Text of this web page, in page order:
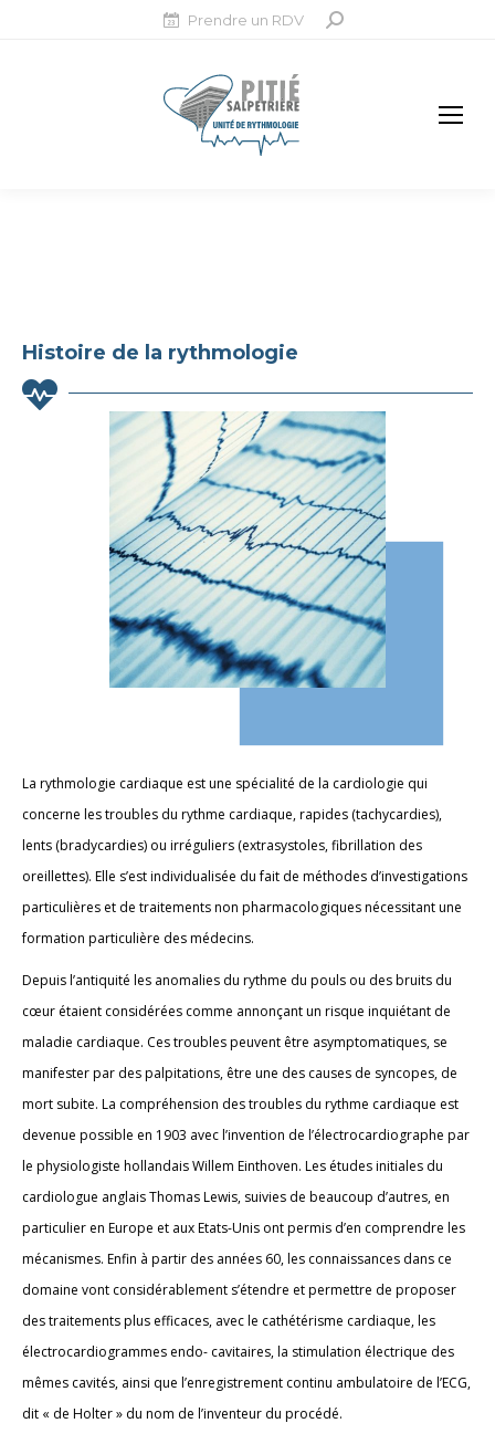
Prendre un RDV
Recherche
Histoire de la rythmologie
La rythmologie cardiaque est une spécialité de la cardiologie qui
concerne les troubles du rythme cardiaque, rapides (tachycardies),
lents (bradycardies) ou irréguliers (extrasystoles, fibrillation des
oreillettes). Elle s’est individualisée du fait de méthodes d’investigations
particulières et de traitements non pharmacologiques nécessitant une
formation particulière des médecins.
Depuis l’antiquité les anomalies du rythme du pouls ou des bruits du
cœur étaient considérées comme annonçant un risque inquiétant de
maladie cardiaque. Ces troubles peuvent être asymptomatiques, se
manifester par des palpitations, être une des causes de syncopes, de
mort subite. La compréhension des troubles du rythme cardiaque est
devenue possible en 1903 avec l’invention de l’électrocardiographe par
le physiologiste hollandais Willem Einthoven. Les études initiales du
cardiologue anglais Thomas Lewis, suivies de beaucoup d’autres, en
particulier en Europe et aux Etats-Unis ont permis d’en comprendre les
mécanismes. Enfin à partir des années 60, les connaissances dans ce
domaine vont considérablement s’étendre et permettre de proposer
des traitements plus efficaces, avec le cathétérisme cardiaque, les
électrocardiogrammes endo- cavitaires, la stimulation électrique des
mêmes cavités, ainsi que l’enregistrement continu ambulatoire de l’ECG,
dit « de Holter » du nom de l’inventeur du procédé.